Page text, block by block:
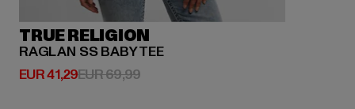
TRUE RELIGION
RAGLAN SS BABY TEE
EUR 41,29
Huidige prijs: EUR 41,29
EUR 69,99Actieprijs: EUR 69,99